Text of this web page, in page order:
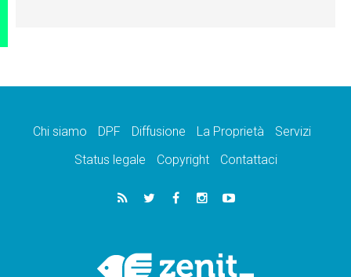
Chi siamo DPF Diffusione La Proprietà
Servizi
Status legale
Copyright Contattaci